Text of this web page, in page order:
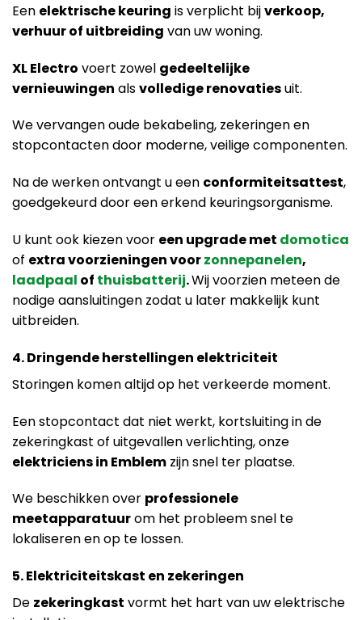
Een elektrische keuring is verplicht bijverkoop,
verhuur of uitbreiding van uw woning.
XL Electro voert zowel gedeeltelijke
vernieuwingen alsvolledige renovatiesuit.
We vervangen oude bekabeling, zekeringen en
stopcontacten door moderne, veilige componenten.
Na de werken ontvangt u een conformiteitsattest,
goedgekeurd door een erkend keuringsorganisme.
U kunt ook kiezen voor een upgrade met domotica
of extra voorzieningen voorzonnepanelen,
laadpaal of thuisbatterij.Wij voorzien meteen de
nodige aansluitingen zodat u later makkelijk kunt
uitbreiden.
4. Dringende herstellingen elektriciteit
Storingen komen altijd op het verkeerde moment.
Een stopcontact dat niet werkt, kortsluiting in de
zekeringkast of uitgevallen verlichting, onze
elektriciens in Emblem zijn snel ter plaatse.
We beschikken over professionele
meetapparatuurom het probleem snel te
lokaliseren en op te lossen.
5. Elektriciteitskast en zekeringen
De zekeringkast vormt het hart van uw elektrische